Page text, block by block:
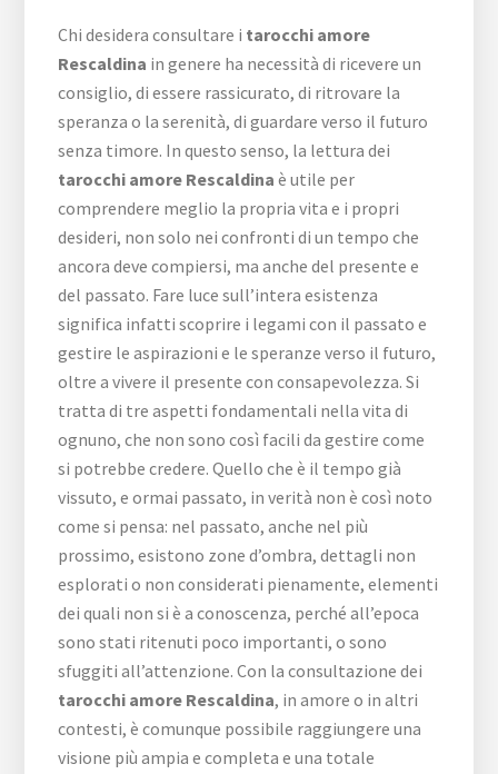
Chi desidera consultare i tarocchi amore
Rescaldina in genere ha necessità di ricevere un
consiglio, di essere rassicurato, di ritrovare la
speranza o la serenità, di guardare verso il futuro
senza timore. In questo senso, la lettura dei
tarocchi amore Rescaldina è utile per
comprendere meglio la propria vita e i propri
desideri, non solo nei confronti di un tempo che
ancora deve compiersi, ma anche del presente e
del passato. Fare luce sull’intera esistenza
significa infatti scoprire i legami con il passato e
gestire le aspirazioni e le speranze verso il futuro,
oltre a vivere il presente con consapevolezza. Si
tratta di tre aspetti fondamentali nella vita di
ognuno, che non sono così facili da gestire come
si potrebbe credere. Quello che è il tempo già
vissuto, e ormai passato, in verità non è così noto
come si pensa: nel passato, anche nel più
prossimo, esistono zone d’ombra, dettagli non
esplorati o non considerati pienamente, elementi
dei quali non si è a conoscenza, perché all’epoca
sono stati ritenuti poco importanti, o sono
sfuggiti all’attenzione. Con la consultazione dei
tarocchi amore Rescaldina, in amore o in altri
contesti, è comunque possibile raggiungere una
visione più ampia e completa e una totale